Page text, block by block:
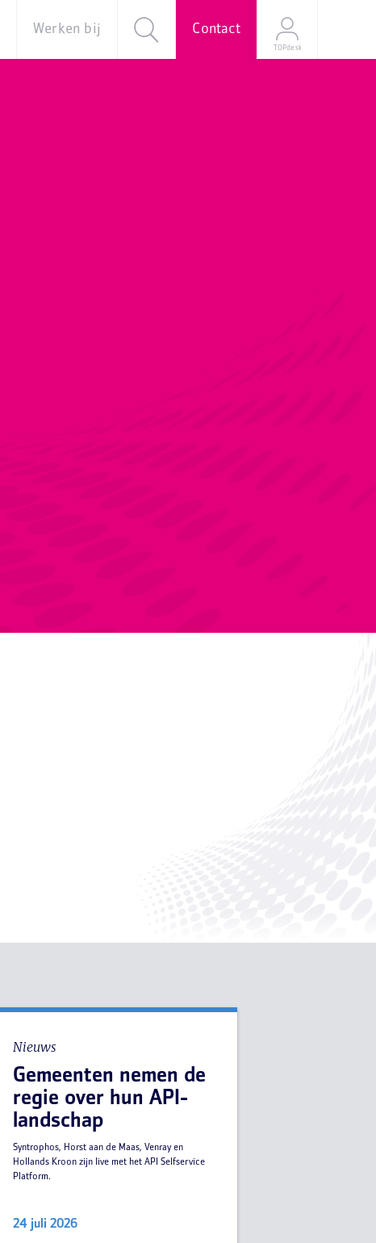
Werken bij Contact
TOPdesk
Nieuws
Gemeenten nemen de
regie over hun API-
landschap
Syntrophos, Horst aan de Maas, Venray en
Hollands Kroon zijn live met het API Selfservice
Platform.
24 juli 2026